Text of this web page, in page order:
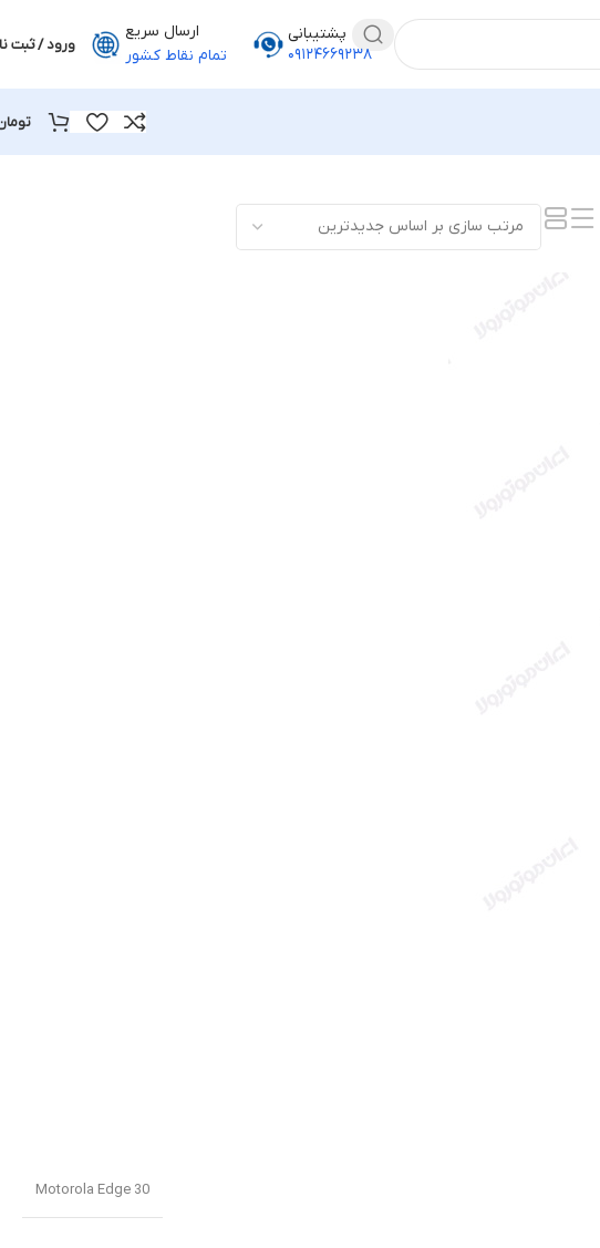
پشتیبانی
۰۹۱۲۴۶۶۹۲۳۸
ارسال سریع
تمام نقاط کشور
ورود / ثبت
Motorola Edge 30